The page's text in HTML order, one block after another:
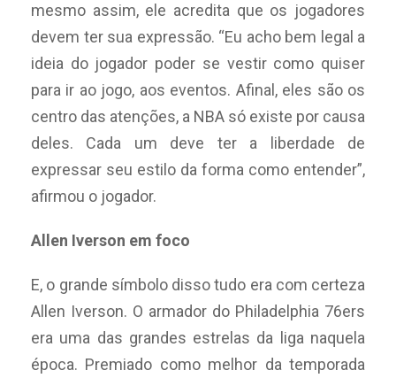
mesmo assim, ele acredita que os jogadores
devem ter sua expressão. “Eu acho bem legal a
ideia do jogador poder se vestir como quiser
para ir ao jogo, aos eventos. Afinal, eles são os
centro das atenções, a NBA só existe por causa
deles. Cada um deve ter a liberdade de
expressar seu estilo da forma como entender”,
afirmou o jogador.
Allen Iverson em foco
E, o grande símbolo disso tudo era com certeza
Allen Iverson. O armador do Philadelphia 76ers
era uma das grandes estrelas da liga naquela
época. Premiado como melhor da temporada